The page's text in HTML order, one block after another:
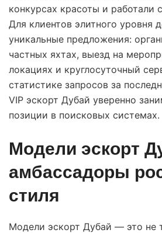
конкурсах красоты и
Для клиентов элитного уровня
уникальные предложения:
частных яхтах, выезд на
локациях и круглосуточный
статистике запросов за
VIP эскорт Дубай уверенно
позиции в поисковых системах.
Модели эскорт
амбассадоры
стиля
Модели эскорт Дубай — это не